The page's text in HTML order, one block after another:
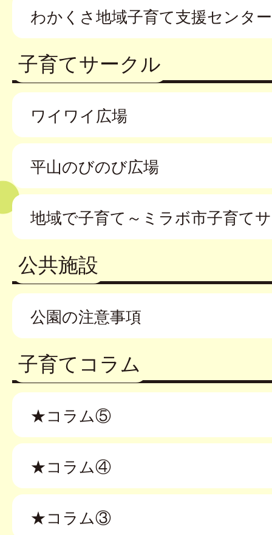
わかくさ地域子育て支援センター
子育てサークル
ワイワイ広場
平山のびのび広場
地域で子育て～ミラボ市子育て
公共施設
公園の注意事項
子育てコラム
★コラム⑤
★コラム④
★コラム③